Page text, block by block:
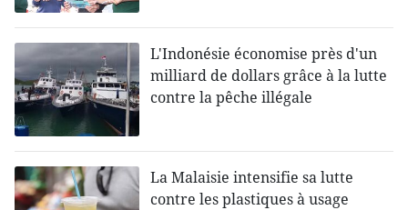
L'Indonésie économise près d'un
milliard de dollars grâce à la lutte
contre la pêche illégale
La Malaisie intensifie sa lutte
contre les plastiques à usage